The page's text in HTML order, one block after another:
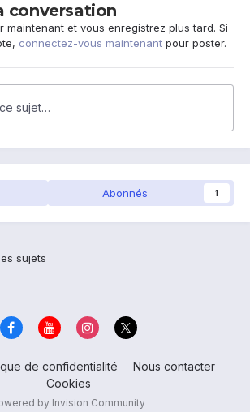
conversation
maintenant et vous enregistrez plus tard. Si
connectez-vous maintenant pour poster.
sujet…
Abonnés 1
sujets
de confidentialité
Nous contacter
Cookies
by Invision Community